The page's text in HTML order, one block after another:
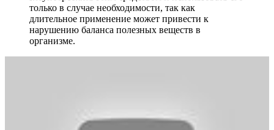
только в случае необходимости, так как
длительное применение может привести к
нарушению баланса полезных веществ в
организме.